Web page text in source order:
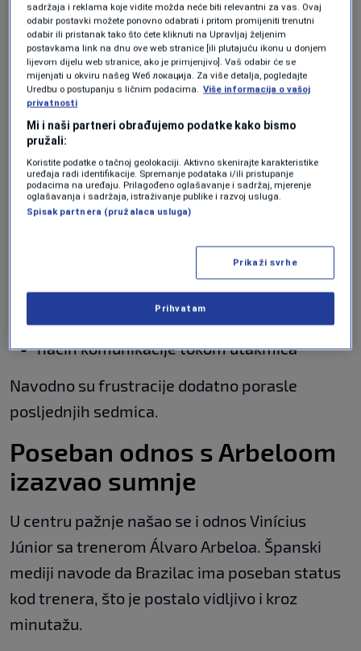
Mundo Deportivo tvrdi da dio ekipe glavnim
uzrokom problema smatra Vinícius Júniora.
Igrači navodno izgubili
strpljenje
Još 21. marta isti medij objavio je da su mnogi
igrači Real Madrida nezadovoljni ponašanjem
brazilskog krilnog fudbalera.
Prema tim informacijama, saigračima smetaju:
ponašanje na terenu
način komunikacije tokom utakmica
Navodno su frustracije dodatno porasle
posljednjih sedmica.
Poseban odnos s Arbeloom
izazvao sumnje
U centru pažnje našao se i odnos Vinícius
Júnior sa trenerom Álvaro Arbeloa. Španski
mediji navode da Brazilac ima poseban status
kod trenera, što je postalo vidljivo i kroz
minutažu.
sadržaja i reklama koje vidite možda neće biti relevantni za vas. Ovaj
odabir postavki možete ponovno odabrati i pritom promijeniti trenutni
odabir ili pristanak tako što ćete kliknuti na Upravljaj željenim
postavkama link na dnu ove web stranice [ili plutajuću ikonu u donjem
lijevom dijelu web stranice, ako je primjenjivo]. Vaš odabir će se
mijenjati u okviru našeg Wеб локација. Za više detalja, pogledajte
Uredbu o postupanju s ličnim podacima. Više informacija o vašoj
privatnosti
Mi i naši partneri obrađujemo podatke kako bismo
pružali:
Koristite podatke o tačnoj geolokaciji. Aktivno skenirajte karakteristike
uređaja radi identifikacije. Spremanje podataka i/ili pristupanje
podacima na uređaju. Prilagođeno oglašavanje i sadržaj, mjerenje
oglašavanja i sadržaja, istraživanje publike i razvoj usluga.
Spisak partnera (pružalaca usluga)
Prikaži svrhe
Prihvatam